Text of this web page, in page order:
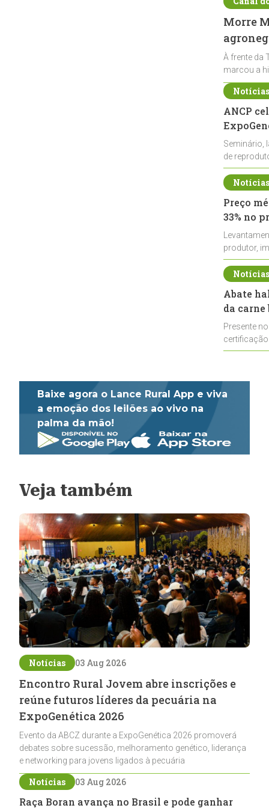
Morre
À frente da
marcou a
ANCP
Seminário,
de
durante a
Preço
33% no
produtor,
de leite cru
Abate
da
Presente
Baixe agora o Lance Rural App e viva
a emoção dos leilões ao vivo na
palma da mão!
Veja também
Notícias 03 Aug 2026
Encontro Rural Jovem abre inscrições e
reúne futuros líderes da pecuária na
ExpoGenética 2026
Evento da ABCZ durante a ExpoGenética 2026 promoverá
debates sobre sucessão, melhoramento genético, liderança
e networking para jovens ligados à pecuária
Notícias 03 Aug 2026
Raça Boran avança no Brasil e pode ganhar